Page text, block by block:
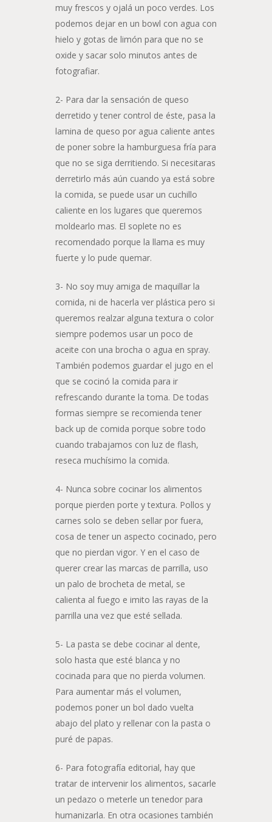
muy frescos y ojalá un poco verdes. Los
podemos dejar en un bowl con agua con
hielo y gotas de limón para que no se
oxide y sacar solo minutos antes de
fotografiar.
2- Para dar la sensación de queso
derretido y tener control de éste, pasa la
lamina de queso por agua caliente antes
de poner sobre la hamburguesa fría para
que no se siga derritiendo. Si necesitaras
derretirlo más aún cuando ya está sobre
la comida, se puede usar un cuchillo
caliente en los lugares que queremos
moldearlo mas. El soplete no es
recomendado porque la llama es muy
fuerte y lo pude quemar.
3- No soy muy amiga de maquillar la
comida, ni de hacerla ver plástica pero si
queremos realzar alguna textura o color
siempre podemos usar un poco de
aceite con una brocha o agua en spray.
También podemos guardar el jugo en el
que se cocinó la comida para ir
refrescando durante la toma. De todas
formas siempre se recomienda tener
back up de comida porque sobre todo
cuando trabajamos con luz de flash,
reseca muchísimo la comida.
4- Nunca sobre cocinar los alimentos
porque pierden porte y textura. Pollos y
carnes solo se deben sellar por fuera,
cosa de tener un aspecto cocinado, pero
que no pierdan vigor. Y en el caso de
querer crear las marcas de parrilla, uso
un palo de brocheta de metal, se
calienta al fuego e imito las rayas de la
parrilla una vez que esté sellada.
5- La pasta se debe cocinar al dente,
solo hasta que esté blanca y no
cocinada para que no pierda volumen.
Para aumentar más el volumen,
podemos poner un bol dado vuelta
abajo del plato y rellenar con la pasta o
puré de papas.
6- Para fotografía editorial, hay que
tratar de intervenir los alimentos, sacarle
un pedazo o meterle un tenedor para
humanizarla. En otra ocasiones también